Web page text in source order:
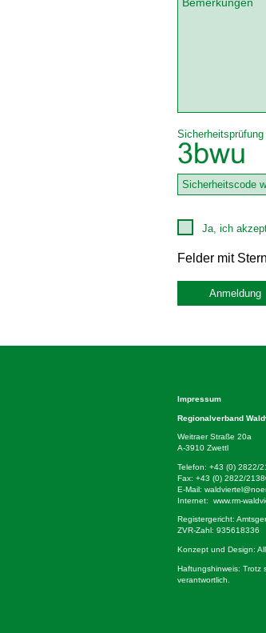
Sicherheitsprüfung
Ja, ich
Felder mit
Anmeldung
Impressum
Regionalverband
Weitraer Straße 20a
A-3910 Zwettl
Telefon: +43 (0) 2822/
Fax: +43 (0) 2822/
E-Mail:
Internet: www.rm-
Registergericht:
ZVR-Zahl: 935618336
Konzept und Design:
Haftungshinweis: Trotz
verantwortlich.